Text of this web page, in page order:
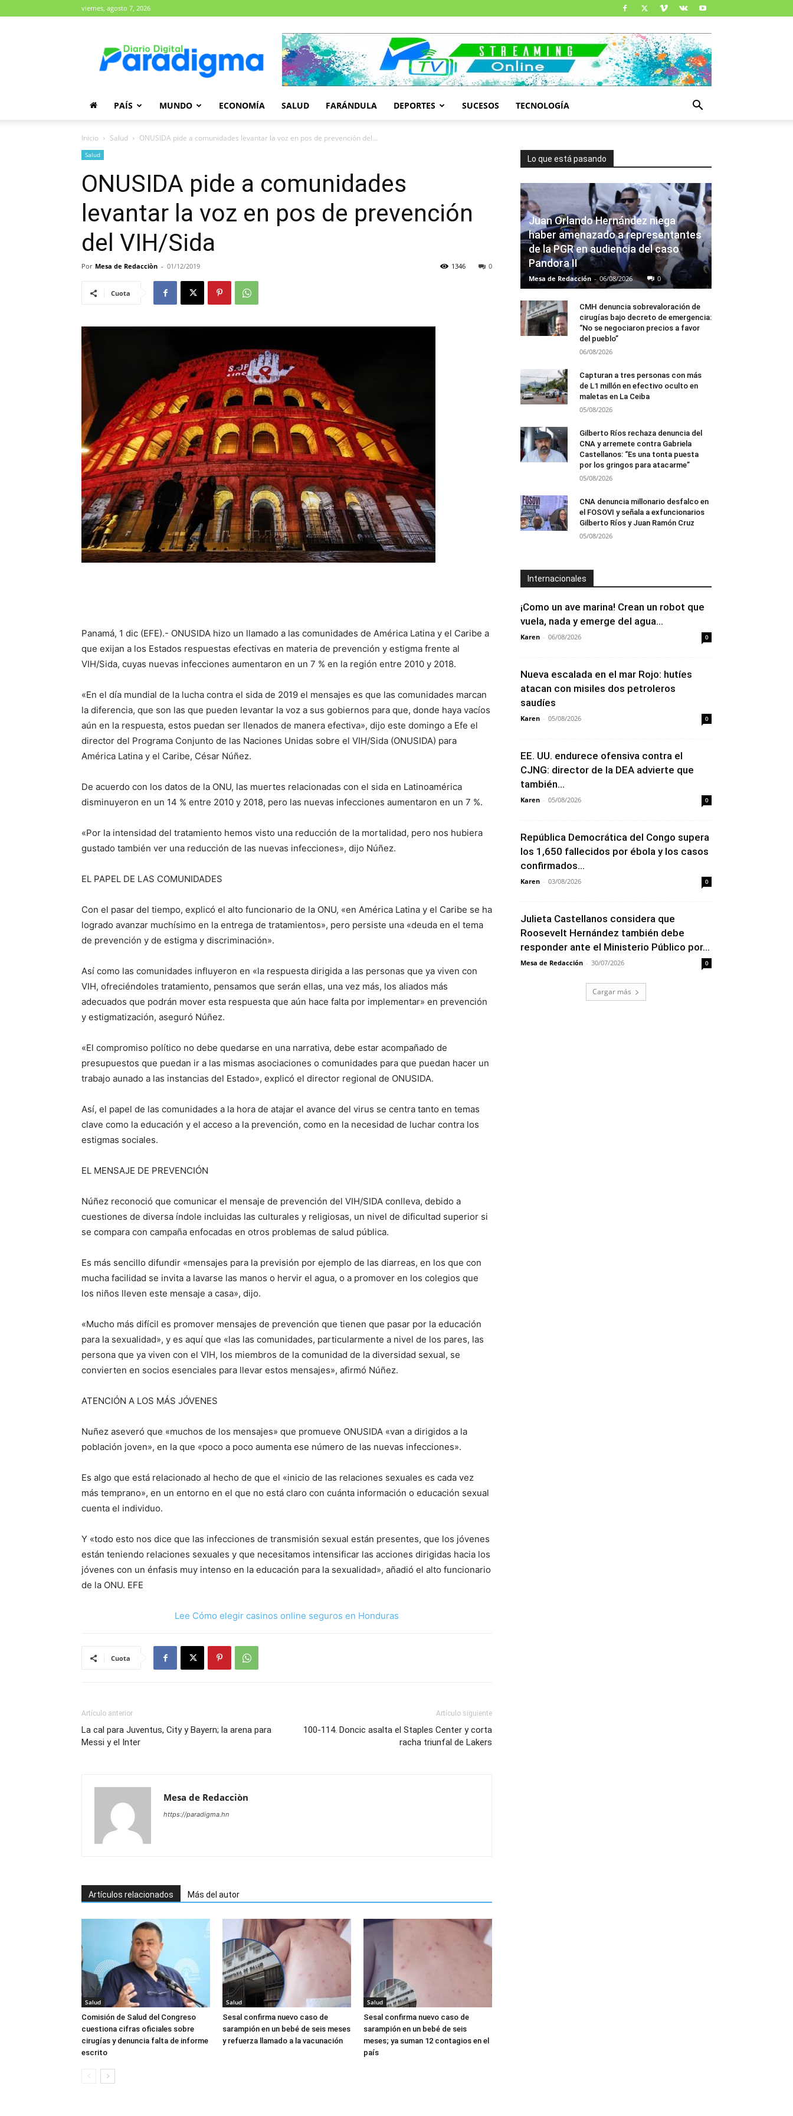
viernes, agosto 7, 2026
Paradigma
PAÍS MUNDO ECONOMÍA SALUD FARÁNDULA DEPORTES SUCESOS TECNOLOGÍA
Inicio Salud ONUSIDA pide a comunidades levantar la voz en pos de prevención del...
Salud
ONUSIDA pide a comunidades
levantar la voz en pos de prevención
del VIH/Sida
Por Mesa de Redacciòn - 01/12/2019 0
1346
Cuota
Panamá, 1 dic (EFE).- ONUSIDA hizo un llamado a las comunidades de América Latina y el Caribe a
que exijan a los Estados respuestas efectivas en materia de prevención y estigma frente al
VIH/Sida, cuyas nuevas infecciones aumentaron en un 7 % en la región entre 2010 y 2018.
«En el día mundial de la lucha contra el sida de 2019 el mensajes es que las comunidades marcan
la diferencia, que son las que pueden levantar la voz a sus gobiernos para que, donde haya vacíos
aún en la respuesta, estos puedan ser llenados de manera efectiva», dijo este domingo a Efe el
director del Programa Conjunto de las Naciones Unidas sobre el VIH/Sida (ONUSIDA) para
América Latina y el Caribe, César Núñez.
De acuerdo con los datos de la ONU, las muertes relacionadas con el sida en Latinoamérica
disminuyeron en un 14 % entre 2010 y 2018, pero las nuevas infecciones aumentaron en un 7 %.
«Por la intensidad del tratamiento hemos visto una reducción de la mortalidad, pero nos hubiera
gustado también ver una reducción de las nuevas infecciones», dijo Núñez.
EL PAPEL DE LAS COMUNIDADES
Con el pasar del tiempo, explicó el alto funcionario de la ONU, «en América Latina y el Caribe se ha
logrado avanzar muchísimo en la entrega de tratamientos», pero persiste una «deuda en el tema
de prevención y de estigma y discriminación».
Así como las comunidades influyeron en «la respuesta dirigida a las personas que ya viven con
VIH, ofreciéndoles tratamiento, pensamos que serán ellas, una vez más, los aliados más
adecuados que podrán mover esta respuesta que aún hace falta por implementar» en prevención
y estigmatización, aseguró Núñez.
«El compromiso político no debe quedarse en una narrativa, debe estar acompañado de
presupuestos que puedan ir a las mismas asociaciones o comunidades para que puedan hacer un
trabajo aunado a las instancias del Estado», explicó el director regional de ONUSIDA.
Así, el papel de las comunidades a la hora de atajar el avance del virus se centra tanto en temas
clave como la educación y el acceso a la prevención, como en la necesidad de luchar contra los
estigmas sociales.
EL MENSAJE DE PREVENCIÓN
Núñez reconoció que comunicar el mensaje de prevención del VIH/SIDA conlleva, debido a
cuestiones de diversa índole incluidas las culturales y religiosas, un nivel de dificultad superior si
se compara con campaña enfocadas en otros problemas de salud pública.
Es más sencillo difundir «mensajes para la previsión por ejemplo de las diarreas, en los que con
mucha facilidad se invita a lavarse las manos o hervir el agua, o a promover en los colegios que
los niños lleven este mensaje a casa», dijo.
«Mucho más difícil es promover mensajes de prevención que tienen que pasar por la educación
para la sexualidad», y es aquí que «las las comunidades, particularmente a nivel de los pares, las
persona que ya viven con el VIH, los miembros de la comunidad de la diversidad sexual, se
convierten en socios esenciales para llevar estos mensajes», afirmó Núñez.
ATENCIÓN A LOS MÁS JÓVENES
Nuñez aseveró que «muchos de los mensajes» que promueve ONUSIDA «van a dirigidos a la
población joven», en la que «poco a poco aumenta ese número de las nuevas infecciones».
Es algo que está relacionado al hecho de que el «inicio de las relaciones sexuales es cada vez
más temprano», en un entorno en el que no está claro con cuánta información o educación sexual
cuenta el individuo.
Y «todo esto nos dice que las infecciones de transmisión sexual están presentes, que los jóvenes
están teniendo relaciones sexuales y que necesitamos intensificar las acciones dirigidas hacia los
jóvenes con un énfasis muy intenso en la educación para la sexualidad», añadió el alto funcionario
de la ONU. EFE
Lee Cómo elegir casinos online seguros en Honduras
Cuota
Artículo anterior
La cal para Juventus, City y Bayern; la arena para
Messi y el Inter
Artículo siguiente
100-114. Doncic asalta el Staples Center y corta
racha triunfal de Lakers
Mesa de Redacciòn
https://paradigma.hn
Artículos relacionados Más del autor
Salud
Comisión de Salud del Congreso
cuestiona cifras oficiales sobre
cirugías y denuncia falta de informe
escrito
Salud
Sesal confirma nuevo caso de
sarampión en un bebé de seis meses
y refuerza llamado a la vacunación
Salud
Sesal confirma nuevo caso de
sarampión en un bebé de seis
meses; ya suman 12 contagios en el
país
Lo que está pasando
Juan Orlando Hernández niega
haber amenazado a representantes
de la PGR en audiencia del caso
Pandora II
Mesa de Redacción - 06/08/2026 0
CMH denuncia sobrevaloración de
cirugías bajo decreto de emergencia:
“No se negociaron precios a favor
del pueblo”
06/08/2026
Capturan a tres personas con más
de L1 millón en efectivo oculto en
maletas en La Ceiba
05/08/2026
Gilberto Ríos rechaza denuncia del
CNA y arremete contra Gabriela
Castellanos: “Es una tonta puesta
por los gringos para atacarme”
05/08/2026
CNA denuncia millonario desfalco en
el FOSOVI y señala a exfuncionarios
Gilberto Ríos y Juan Ramón Cruz
05/08/2026
Internacionales
¡Como un ave marina! Crean un robot que
vuela, nada y emerge del agua...
Karen - 06/08/2026 0
Nueva escalada en el mar Rojo: hutíes
atacan con misiles dos petroleros
saudíes
Karen - 05/08/2026 0
EE. UU. endurece ofensiva contra el
CJNG: director de la DEA advierte que
también...
Karen - 05/08/2026 0
República Democrática del Congo supera
los 1,650 fallecidos por ébola y los casos
confirmados...
Karen - 03/08/2026 0
Julieta Castellanos considera que
Roosevelt Hernández también debe
responder ante el Ministerio Público por...
Mesa de Redacción - 30/07/2026 0
Cargar más